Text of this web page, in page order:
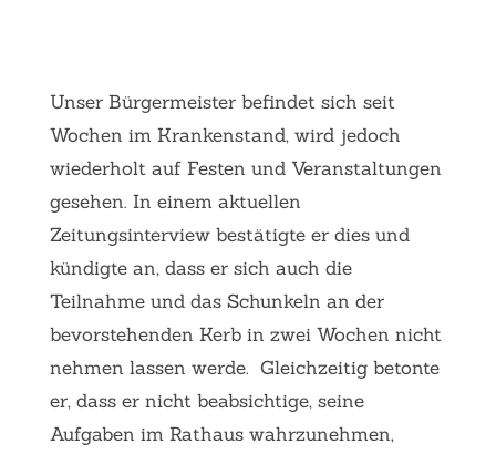
Unser Bürgermeister befindet sich seit
Wochen im Krankenstand, wird jedoch
wiederholt auf Festen und Veranstaltungen
gesehen. In einem aktuellen
Zeitungsinterview bestätigte er dies und
kündigte an, dass er sich auch die
Teilnahme und das Schunkeln an der
bevorstehenden Kerb in zwei Wochen nicht
nehmen lassen werde. Gleichzeitig betonte
er, dass er nicht beabsichtige, seine
Aufgaben im Rathaus wahrzunehmen,